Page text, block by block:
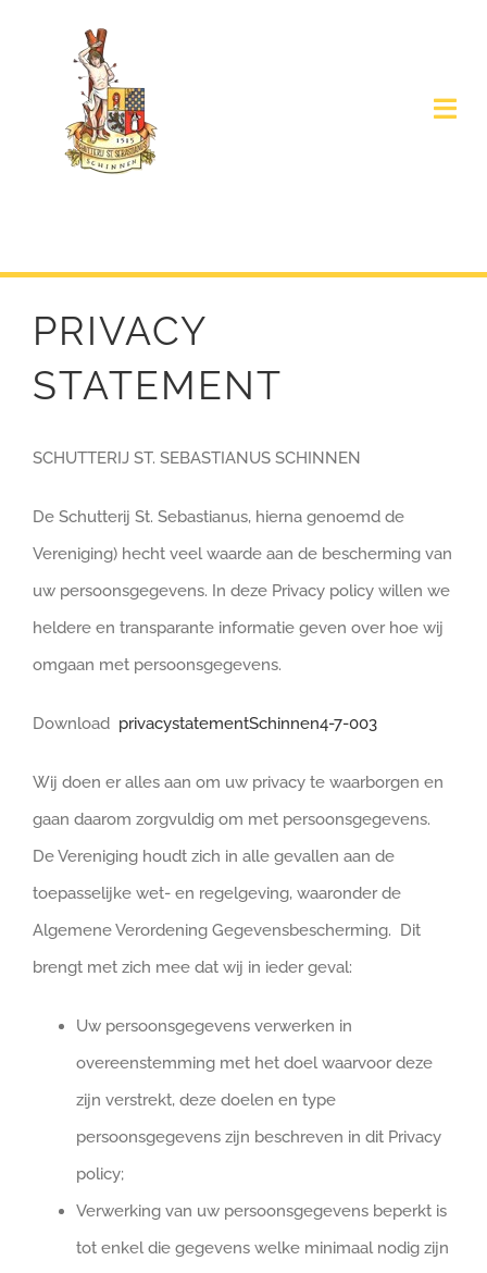
Koningsparen
Over Ons
PRIVACY
STATEMENT
SCHUTTERIJ ST. SEBASTIANUS SCHINNEN
De Schutterij St. Sebastianus, hierna genoemd de
Vereniging) hecht veel waarde aan de bescherming van
uw persoonsgegevens. In deze Privacy policy willen we
heldere en transparante informatie geven over hoe wij
omgaan met persoonsgegevens.
Download privacystatementSchinnen4-7-003
Wij doen er alles aan om uw privacy te waarborgen en
gaan daarom zorgvuldig om met persoonsgegevens.
De Vereniging houdt zich in alle gevallen aan de
toepasselijke wet- en regelgeving, waaronder de
Algemene Verordening Gegevensbescherming. Dit
brengt met zich mee dat wij in ieder geval:
Uw persoonsgegevens verwerken in
overeenstemming met het doel waarvoor deze
zijn verstrekt, deze doelen en type
persoonsgegevens zijn beschreven in dit Privacy
policy;
Verwerking van uw persoonsgegevens beperkt is
tot enkel die gegevens welke minimaal nodig zijn